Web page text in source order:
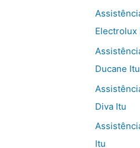
Electrolux
Ducane Itu
Diva Itu
Itu